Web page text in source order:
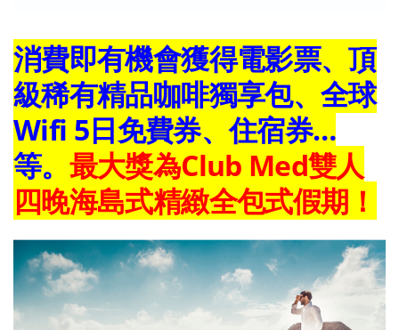
消費即有機會獲得電影票、頂
級稀有精品咖啡獨享包、全球
Wifi 5日免費券、住宿券…
等。 最大獎為Club Med雙人
四晚海島式精緻全包式假期！